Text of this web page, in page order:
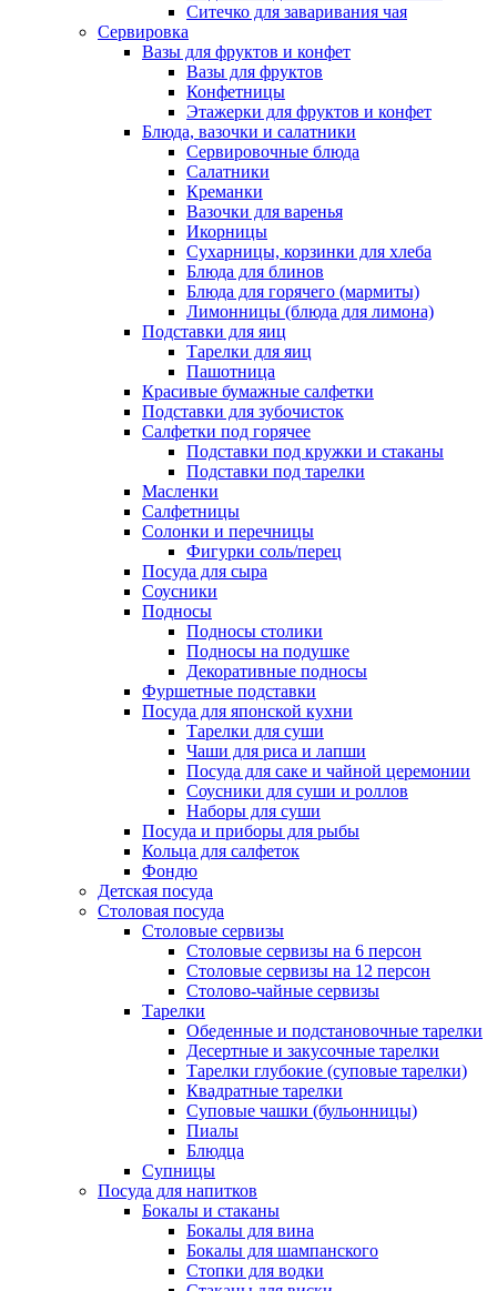
Ситечко для заваривания чая
Сервировка
Вазы для фруктов и конфет
Вазы для фруктов
Конфетницы
Этажерки для фруктов и конфет
Блюда, вазочки и салатники
Сервировочные блюда
Салатники
Креманки
Вазочки для варенья
Икорницы
Сухарницы, корзинки для хлеба
Блюда для блинов
Блюда для горячего (мармиты)
Лимонницы (блюда для лимона)
Подставки для яиц
Тарелки для яиц
Пашотница
Красивые бумажные салфетки
Подставки для зубочисток
Салфетки под горячее
Подставки под кружки и стаканы
Подставки под тарелки
Масленки
Салфетницы
Солонки и перечницы
Фигурки соль/перец
Посуда для сыра
Соусники
Подносы
Подносы столики
Подносы на подушке
Декоративные подносы
Фуршетные подставки
Посуда для японской кухни
Тарелки для суши
Чаши для риса и лапши
Посуда для саке и чайной церемонии
Соусники для суши и роллов
Наборы для суши
Посуда и приборы для рыбы
Кольца для салфеток
Фондю
Детская посуда
Столовая посуда
Столовые сервизы
Столовые сервизы на 6 персон
Столовые сервизы на 12 персон
Столово-чайные сервизы
Тарелки
Обеденные и подстановочные тарелки
Десертные и закусочные тарелки
Тарелки глубокие (суповые тарелки)
Квадратные тарелки
Суповые чашки (бульонницы)
Пиалы
Блюдца
Супницы
Посуда для напитков
Бокалы и стаканы
Бокалы для вина
Бокалы для шампанского
Стопки для водки